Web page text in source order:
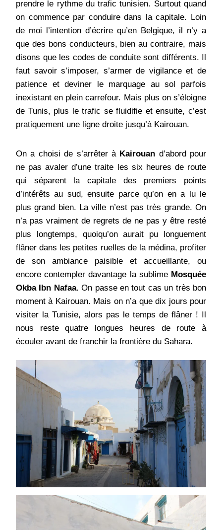
prendre le rythme du trafic tunisien. Surtout quand
on commence par conduire dans la capitale. Loin
de moi l’intention d’écrire qu’en Belgique, il n’y a
que des bons conducteurs, bien au contraire, mais
disons que les codes de conduite sont différents. Il
faut savoir s’imposer, s’armer de vigilance et de
patience et deviner le marquage au sol parfois
inexistant en plein carrefour. Mais plus on s’éloigne
de Tunis, plus le trafic se fluidifie et ensuite, c’est
pratiquement une ligne droite jusqu’à Kairouan.
On a choisi de s’arrêter à Kairouan d’abord pour
ne pas avaler d’une traite les six heures de route
qui séparent la capitale des premiers points
d’intérêts au sud, ensuite parce qu’on en a lu le
plus grand bien. La ville n’est pas très grande. On
n’a pas vraiment de regrets de ne pas y être resté
plus longtemps, quoiqu’on aurait pu longuement
flâner dans les petites ruelles de la médina, profiter
de son ambiance paisible et accueillante, ou
encore contempler davantage la sublime Mosquée
Okba Ibn Nafaa. On passe en tout cas un très bon
moment à Kairouan. Mais on n’a que dix jours pour
visiter la Tunisie, alors pas le temps de flâner ! Il
nous reste quatre longues heures de route à
écouler avant de franchir la frontière du Sahara.